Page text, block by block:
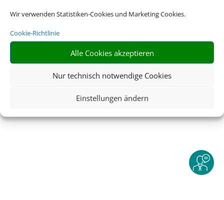
Wir verwenden Statistiken-Cookies und Marketing Cookies.
Cookie-Richtlinie
Alle Cookies akzeptieren
Nur technisch notwendige Cookies
Einstellungen ändern
In|Service|Blacklisted Airlines|AGB|
Barrierefreiheitserklärung
© 2026 • Schmetterling